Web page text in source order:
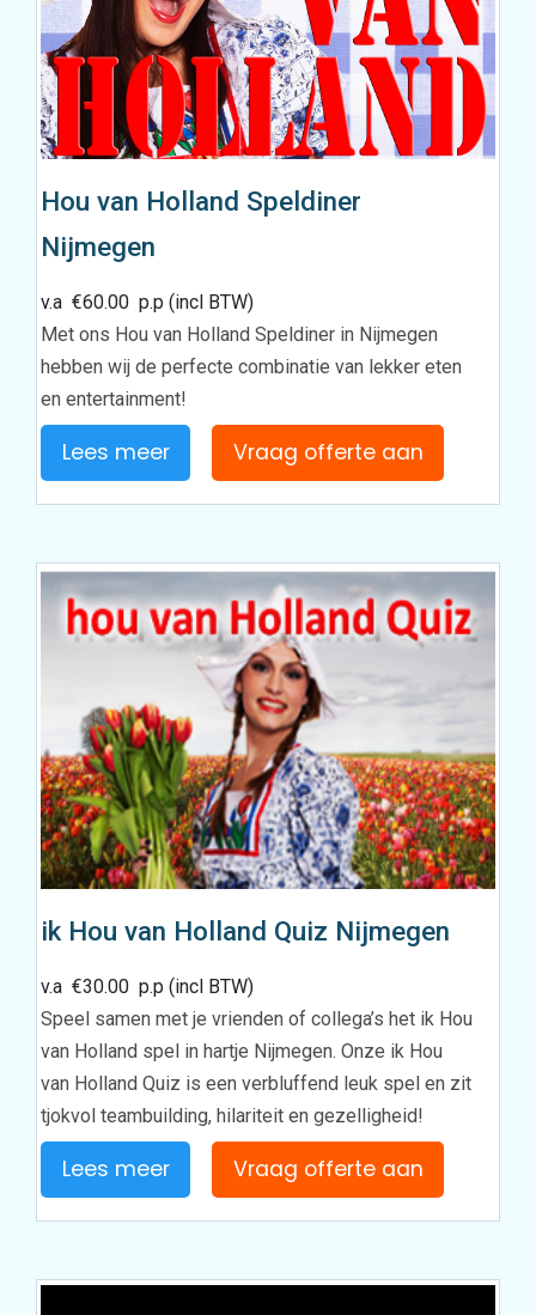
Hou van Holland Speldiner
Nijmegen
v.a€60.00 p.p (incl BTW)
Met ons Hou van Holland Speldiner in Nijmegen
hebben wij de perfecte combinatie van lekker eten
en entertainment!
Lees meer Vraag offerte aan
ik Hou van Holland Quiz Nijmegen
v.a€30.00 p.p (incl BTW)
Speel samen met je vrienden of collega’s het ik Hou
van Holland spel in hartje Nijmegen. Onze ik Hou
van Holland Quiz is een verbluffend leuk spel en zit
tjokvol teambuilding, hilariteit en gezelligheid!
Lees meer Vraag offerte aan